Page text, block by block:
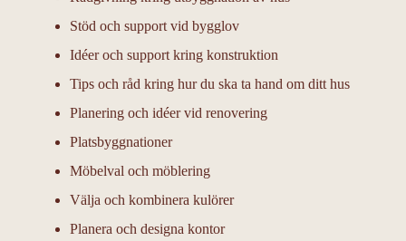
Stöd och support vid bygglov
Idéer och support kring konstruktion
Tips och råd kring hur du ska ta hand om ditt hus
Planering och idéer vid renovering
Platsbyggnationer
Möbelval och möblering
Välja och kombinera kulörer
Planera och designa kontor